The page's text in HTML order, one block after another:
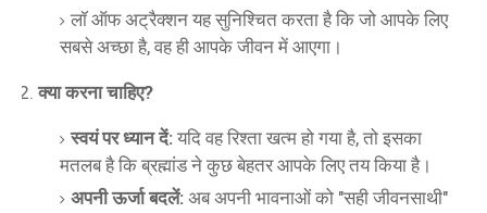
लॉ ऑफ अट्रैक्शन यह सुनिश्चित करता है कि जो आपके लिए
सबसे अच्छा है, वह ही आपके जीवन में आएगा।
क्या करना चाहिए?
स्वयं पर ध्यान दें: यदि वह रिश्ता खत्म हो गया है, तो इसका
मतलब है कि ब्रह्मांड ने कुछ बेहतर आपके लिए तय किया है।
अपनी ऊर्जा बदलें: अब अपनी भावनाओं को "सही जीवनसाथी"